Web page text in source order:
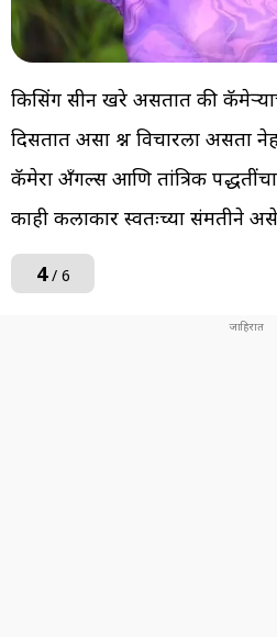
किसिंग सीन खरे असतात की
दिसतात असा प्रश्न विचारला
कॅमेरा अँगल्स आणि तांत्रिक
काही कलाकार स्वतःच्या संमतीने असे
4/ 6